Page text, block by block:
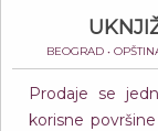
BEOGRAD •
Prodaje se
korisne